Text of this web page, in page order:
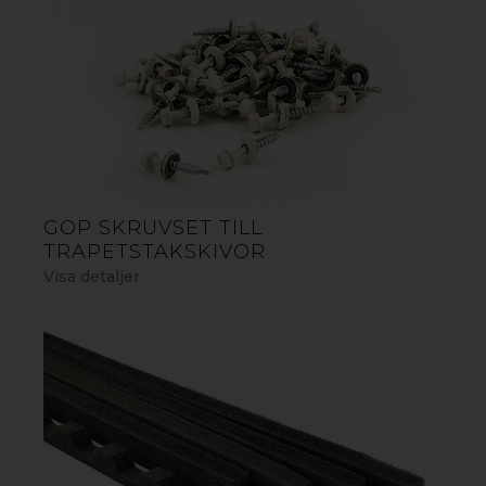
GOP SKRUVSET TILL
TRAPETSTAKSKIVOR
Visa detaljer
GOP ESSLON TRAPETSTAK